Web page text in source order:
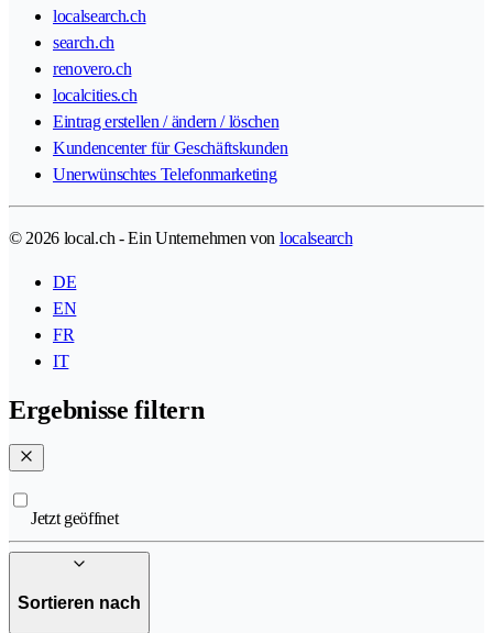
localsearch.ch
search.ch
renovero.ch
localcities.ch
Eintrag erstellen / ändern / löschen
Kundencenter für Geschäftskunden
Unerwünschtes Telefonmarketing
© 2026 local.ch - Ein Unternehmen von localsearch
DE
EN
FR
IT
Ergebnisse filtern
Jetzt geöffnet
Sortieren nach